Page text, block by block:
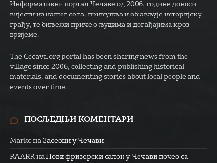
Информативни портал Чечаве од 2006. године доноси
вијести из нашег села, прикупља и објављује историјску
грађу, те биљежи приче о људима и догађајима кроз
вријеме.
The Cecava.org portal has been sharing news from the
village since 2006, collecting and publishing historical
materials, and documenting stories about local people and
events over time.
ПОСЉЕДЊИ КОМЕНТАРИ
Marko на Засеоци у Чечави
RAARR на Нови фризерски салон у Чечави почео са